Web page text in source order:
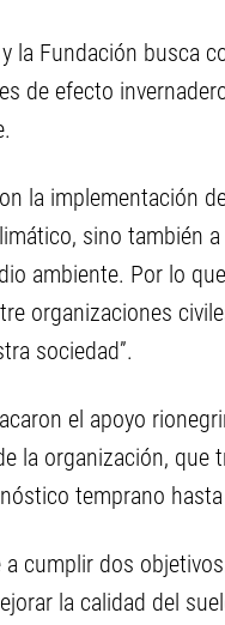
la Fundación busca
de efecto
la implementación
sino también
ambiente. Por lo
organizaciones
sociedad”.
el apoyo
la organización, que
temprano
cumplir dos
la calidad del